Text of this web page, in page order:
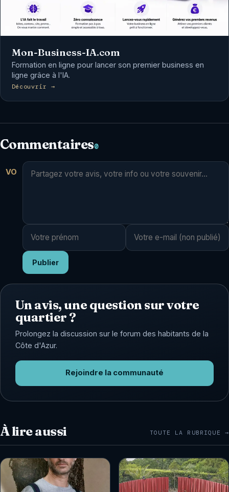
Mon-Business-IA.com
Formation en ligne pour lancer son premier business en
ligne grâce à l'IA.
Découvrir →
Commentaires0
VO
Publier
Un avis, une question sur votre
quartier ?
Prolongez la discussion sur le forum des habitants de la
Côte d'Azur.
Rejoindre la communauté
À lire aussi TOUTE LA RUBRIQUE →